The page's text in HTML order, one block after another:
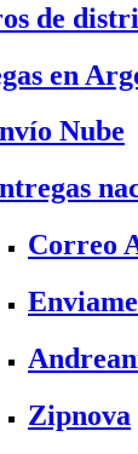
de
en
Nube
Correo
Zipnova